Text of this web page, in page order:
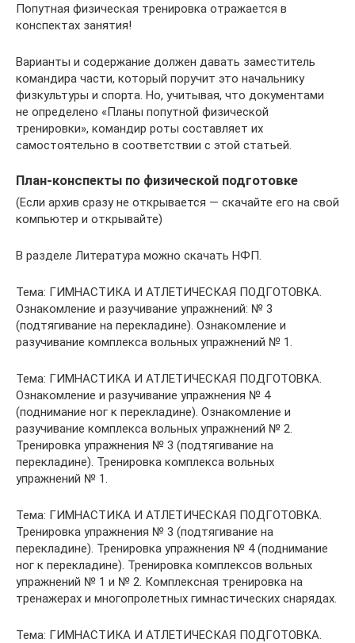
Попутная физическая тренировка отражается в
конспектах занятия!
Варианты и содержание должен давать заместитель
командира части, который поручит это начальнику
физкультуры и спорта. Но, учитывая, что документами
не определено «Планы попутной физической
тренировки», командир роты составляет их
самостоятельно в соответствии с этой статьей.
План-конспекты по физической подготовке
(Если архив сразу не открывается — скачайте его на свой
компьютер и открывайте)
В разделе Литература можно скачать НФП.
Тема: ГИМНАСТИКА И АТЛЕТИЧЕСКАЯ ПОДГОТОВКА.
Ознакомление и разучивание упражнений: № 3
(подтягивание на перекладине). Ознакомление и
разучивание комплекса вольных упражнений № 1.
Тема: ГИМНАСТИКА И АТЛЕТИЧЕСКАЯ ПОДГОТОВКА.
Ознакомление и разучивание упражнения № 4
(поднимание ног к перекладине). Ознакомление и
разучивание комплекса вольных упражнений № 2.
Тренировка упражнения № 3 (подтягивание на
перекладине). Тренировка комплекса вольных
упражнений № 1.
Тема: ГИМНАСТИКА И АТЛЕТИЧЕСКАЯ ПОДГОТОВКА.
Тренировка упражнения № 3 (подтягивание на
перекладине). Тренировка упражнения № 4 (поднимание
ног к перекладине). Тренировка комплексов вольных
упражнений № 1 и № 2. Комплексная тренировка на
тренажерах и многопролетных гимнастических снарядах.
Тема: ГИМНАСТИКА И АТЛЕТИЧЕСКАЯ ПОДГОТОВКА.